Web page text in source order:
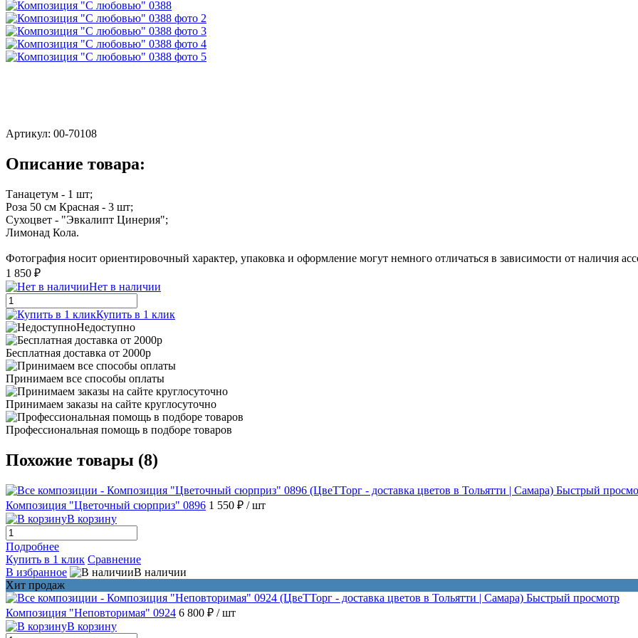
Артикул: 00-70108
Описание товара:
Танацетум - 1 шт;
Роза 50 см Красная - 3 шт;
Сухоцвет - "Эвкалипт Цинерия";
Лимонад Кола.
Фотография носит ориентировочный характер, упаковка и оформление могут немного отличаться в зависимости от наличия
1 850 ₽
Нет в наличии
Купить в 1 клик
Недоступно
Бесплатная доставка от 2000р
Принимаем все способы оплаты
Принимаем заказы на сайте круглосуточно
Профессиональная помощь в подборе товаров
Похожие товары (8)
Быстрый
Композиция "Цветочный сюрприз" 0896 1 550 ₽ / шт
В корзину
Подробнее
Купить в 1 клик Сравнение
В избранное
В наличии
Хит продаж
Быстрый просмотр
Композиция "Неповторимая" 0924 6 800 ₽ / шт
В корзину